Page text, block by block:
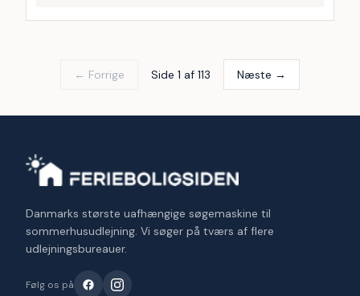
← Forrige Side 1 af 113 Næste →
Danmarks største uafhængige søgemaskine til
sommerhusudlejning. Vi søger på tværs af flere
udlejningsbureauer.
Følg os på